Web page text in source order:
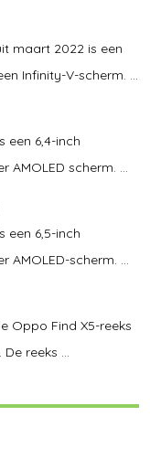
maart 2022 is een
Infinity-V-scherm. ...
een 6,4-inch
AMOLED scherm. ...
een 6,5-inch
AMOLED-scherm. ...
Oppo Find X5-reeks
reeks ...